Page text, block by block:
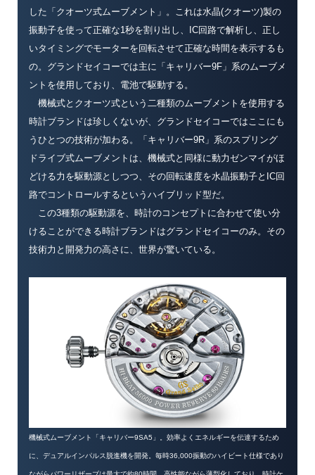
した「クオーツ式ムーブメント」。これは水晶(クオーツ)製の
振動子を使って正確な1秒を割り出し、IC回路で解析し、正し
いタイミングでモーターを回転させて正確な時間を表示するも
の。グランドセイコーでは主に「キャリバー9F」系のムーブメ
ントを使用しており、電池で駆動する。
機械式とクオーツ式という二種類のムーブメントを使用する
時計ブランドは珍しくないが、グランドセイコーではここにも
うひとつの技術が加わる。「キャリバー9R」系のスプリング
ドライブ式ムーブメントは、機械式と同様に動力ゼンマイがほ
どける力を駆動源としつつ、その回転速度を水晶振動子とIC回
路でコントロールするというハイブリッド型だ。
この3種類の駆動源を、時計のコンセプトに合わせて使い分
けることができる時計ブランドはグランドセイコーのみ。その
技術力と開発力の高さに、世界が驚いている。
機械式ムーブメント「キャリバー9SA5」。効率よくエネルギーを伝達するため
に、デュアルインパルス脱進機を開発。毎時36,000振動のハイビート仕様であり